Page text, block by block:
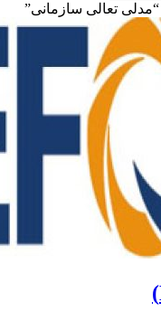
تعالی سازمانی”